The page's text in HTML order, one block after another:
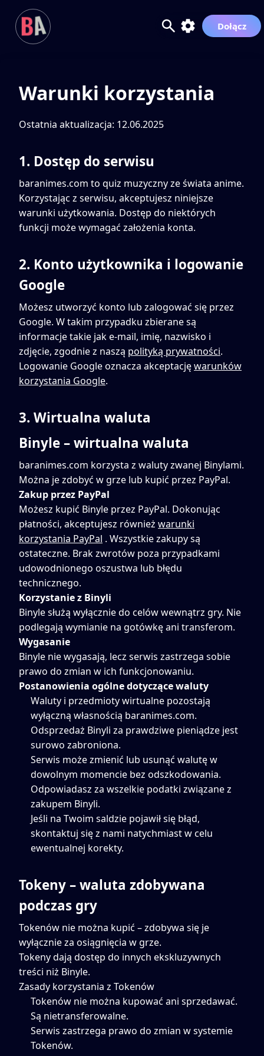
Dołącz
Warunki korzystania
Ostatnia aktualizacja: 12.06.2025
1. Dostęp do serwisu
baranimes.com to quiz muzyczny ze świata anime.
Korzystając z serwisu, akceptujesz niniejsze
warunki użytkowania. Dostęp do niektórych
funkcji może wymagać założenia konta.
2. Konto użytkownika i logowanie
Google
Możesz utworzyć konto lub zalogować się przez
Google. W takim przypadku zbierane są
informacje takie jak e-mail, imię, nazwisko i
zdjęcie, zgodnie z naszą polityką prywatności.
Logowanie Google oznacza akceptacjęwarunków
korzystania Google.
3. Wirtualna waluta
Binyle – wirtualna waluta
baranimes.com korzysta z waluty zwanej Binylami.
Można je zdobyć w grze lub kupić przez PayPal.
Zakup przez PayPal
Możesz kupić Binyle przez PayPal. Dokonując
płatności, akceptujesz również warunki
korzystania PayPal . Wszystkie zakupy są
ostateczne. Brak zwrotów poza przypadkami
udowodnionego oszustwa lub błędu
technicznego.
Korzystanie z Binyli
Binyle służą wyłącznie do celów wewnątrz gry. Nie
podlegają wymianie na gotówkę ani transferom.
Wygasanie
Binyle nie wygasają, lecz serwis zastrzega sobie
prawo do zmian w ich funkcjonowaniu.
Postanowienia ogólne dotyczące waluty
Waluty i przedmioty wirtualne pozostają
wyłączną własnością baranimes.com.
Odsprzedaż Binyli za prawdziwe pieniądze jest
surowo zabroniona.
Serwis może zmienić lub usunąć walutę w
dowolnym momencie bez odszkodowania.
Odpowiadasz za wszelkie podatki związane z
zakupem Binyli.
Jeśli na Twoim saldzie pojawił się błąd,
skontaktuj się z nami natychmiast w celu
ewentualnej korekty.
Tokeny – waluta zdobywana
podczas gry
Tokenów nie można kupić – zdobywa się je
wyłącznie za osiągnięcia w grze.
Tokeny dają dostęp do innych ekskluzywnych
treści niż Binyle.
Zasady korzystania z Tokenów
Tokenów nie można kupować ani sprzedawać.
Są nietransferowalne.
Serwis zastrzega prawo do zmian w systemie
Tokenów.